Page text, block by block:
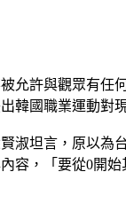
允許與觀眾有
韓國職業運動對
坦言，原以
容，「要從0開始